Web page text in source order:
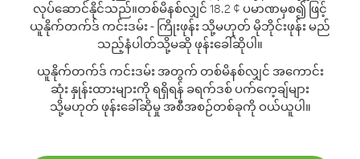
လုပ်ဆောင်နိုင်သည်။တစ်မိနစ်လျှင် 18.2 ¢ ပမာဏမှစ၍ ဖြင့်
ယူနိုက်တက်ဒ် ကင်းဒမ်း - ကြိုးဖုန်း သို့မဟုတ် မိုဘိုင်းဖုန်း မည်
သည့်နံပါတ်သို့မဆို ဖုန်းခေါ်ဆိုပါ။
ယူနိုက်တက်ဒ် ကင်းဒမ်း အတွက် တစ်မိနစ်လျှင် အကောင်း
ဆုံး နှုန်းထားများကို ရရှိရန် ခရက်ဒစ် ပက်ကေ့ချ်များ
သို့မဟုတ် ဖုန်းခေါ်ဆိုမှု အစီအစဉ်တစ်ခုကို ဝယ်ယူပါ။